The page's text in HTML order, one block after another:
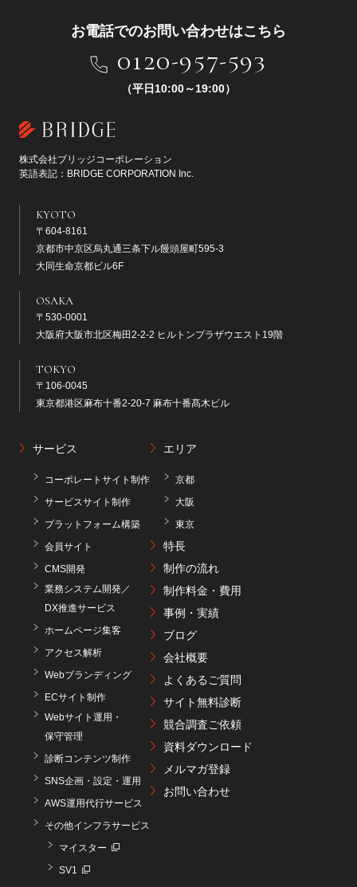
お電話でのお問い合わせはこちら
0120-957-593
（平日10:00～19:00）
株式会社ブリッジコーポレーション
英語表記：BRIDGE CORPORATION Inc.
KYOTO
〒604-8161
京都市中京区烏丸通三条下ル饅頭屋町595-3
大同生命京都ビル6F
OSAKA
〒530-0001
大阪府大阪市北区梅田2-2-2 ヒルトンプラザウエスト19階
TOKYO
〒106-0045
東京都港区麻布十番2-20-7 麻布十番髙木ビル
サービス
コーポレートサイト制作
サービスサイト制作
プラットフォーム構築
会員サイト
CMS開発
業務システム開発／
DX推進サービス
ホームページ集客
アクセス解析
Webブランディング
ECサイト制作
Webサイト運用・
保守管理
診断コンテンツ制作
SNS企画・設定・運用
AWS運用代行サービス
その他インフラサービス
マイスター
SV1
エリア
京都
大阪
東京
特長
制作の流れ
制作料金・費用
事例・実績
ブログ
会社概要
よくあるご質問
サイト無料診断
競合調査ご依頼
資料ダウンロード
メルマガ登録
お問い合わせ